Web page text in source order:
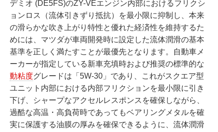
デミオ (DE5FS)のZY-VEエンジン内部におけるフリクシ
ョンロス（流体引きずり抵抗）を最小限に抑制し、本来
の滑らかな吹き上がり特性と優れた経済性を維持するた
めには、マツダが車両開発時に設定した流体潤滑の基本
基準を正しく満たすことが最優先となります。自動車メ
ーカーが指定している新車充填時および推奨の標準的な
動粘度グレードは「5W-30」であり、これがスクエア型
ユニット内部における内部フリクションを最小限に引き
下げ、シャープなアクセルレスポンスを確保しながら、
過酷な高温・高負荷時であってもベアリングメタルを確
実に保護する油膜の厚みを確保できるように、流体潤滑